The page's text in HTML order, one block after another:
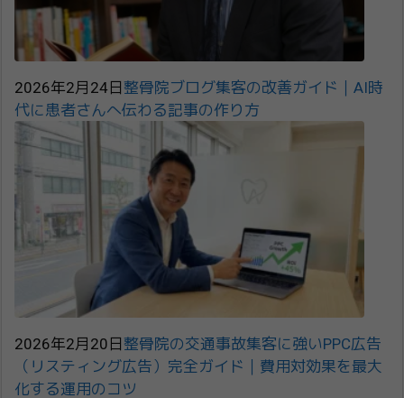
2026年2月24日 整骨院ブログ集客の改善ガイド｜AI時
代に患者さんへ伝わる記事の作り方
2026年2月20日 整骨院の交通事故集客に強いPPC広告
（リスティング広告）完全ガイド｜費用対効果を最大
化する運用のコツ